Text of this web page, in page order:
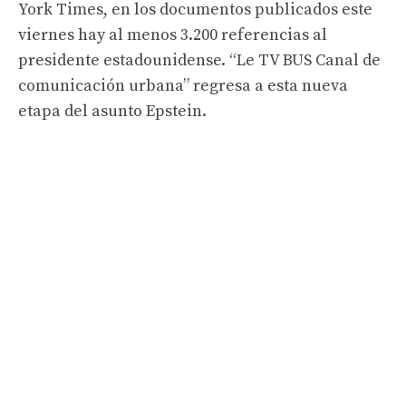
York Times, en los documentos publicados este
viernes hay al menos 3.200 referencias al
presidente estadounidense. “Le TV BUS Canal de
comunicación urbana” regresa a esta nueva
etapa del asunto Epstein.